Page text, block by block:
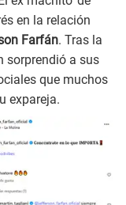
en la relación
Farfán. Tras la
sorprendió a sus
que muchos
expareja.